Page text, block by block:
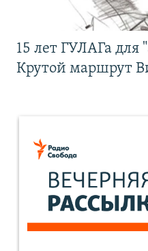
15 лет ГУЛАГа
Крутой маршрут